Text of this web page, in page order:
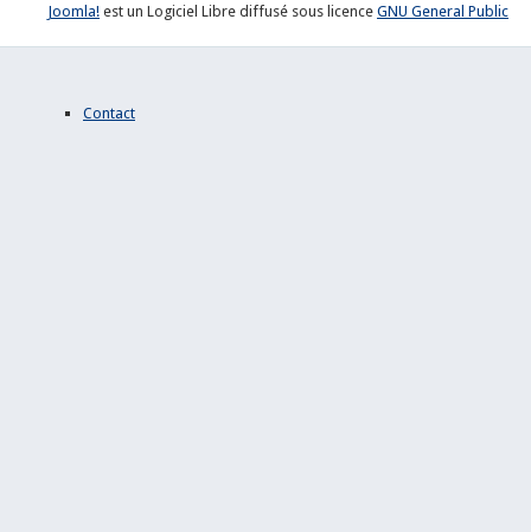
Joomla! est un Logiciel Libre diffusé sous licence GNU General Public
Contact